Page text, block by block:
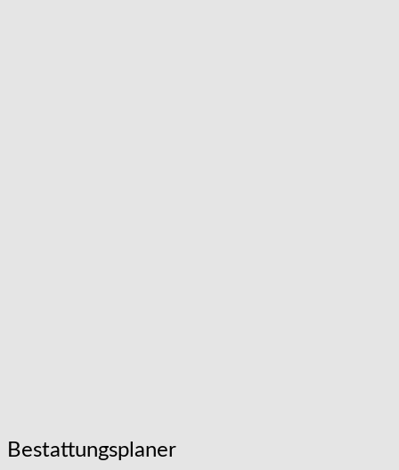
Bestattungsplaner